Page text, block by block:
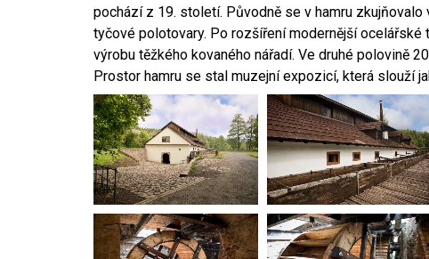
pochází z 19. století. Původně se v hamru
tyčové polotovary. Po rozšíření modernější
výrobu těžkého kovaného nářadí. Ve druhé polovině
Prostor hamru se stal muzejní expozicí, která slouží